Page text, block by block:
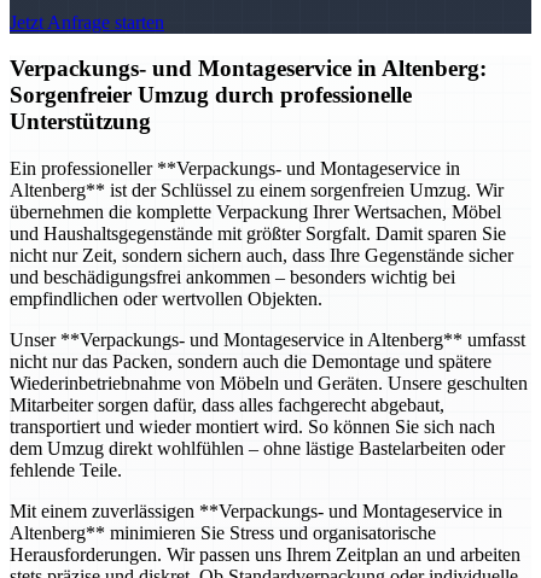
Jetzt Anfrage starten
Verpackungs- und Montageservice in Altenberg:
Sorgenfreier Umzug durch professionelle
Unterstützung
Ein professioneller **Verpackungs- und Montageservice in
Altenberg** ist der Schlüssel zu einem sorgenfreien Umzug. Wir
übernehmen die komplette Verpackung Ihrer Wertsachen, Möbel
und Haushaltsgegenstände mit größter Sorgfalt. Damit sparen Sie
nicht nur Zeit, sondern sichern auch, dass Ihre Gegenstände sicher
und beschädigungsfrei ankommen – besonders wichtig bei
empfindlichen oder wertvollen Objekten.
Unser **Verpackungs- und Montageservice in Altenberg** umfasst
nicht nur das Packen, sondern auch die Demontage und spätere
Wiederinbetriebnahme von Möbeln und Geräten. Unsere geschulten
Mitarbeiter sorgen dafür, dass alles fachgerecht abgebaut,
transportiert und wieder montiert wird. So können Sie sich nach
dem Umzug direkt wohlfühlen – ohne lästige Bastelarbeiten oder
fehlende Teile.
Mit einem zuverlässigen **Verpackungs- und Montageservice in
Altenberg** minimieren Sie Stress und organisatorische
Herausforderungen. Wir passen uns Ihrem Zeitplan an und arbeiten